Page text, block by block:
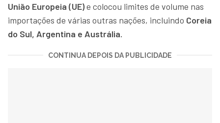
União Europeia (UE)e colocou limites de volume nas
importações de várias outras nações, incluindo Coreia
do Sul, Argentina e Austrália.
CONTINUA DEPOIS DA PUBLICIDADE